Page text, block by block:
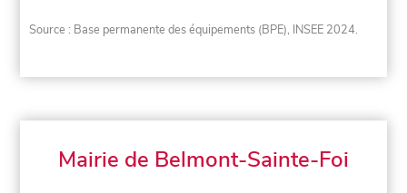
Source : Base permanente des équipements (BPE), INSEE 2024.
Mairie de Belmont-Sainte-Foi